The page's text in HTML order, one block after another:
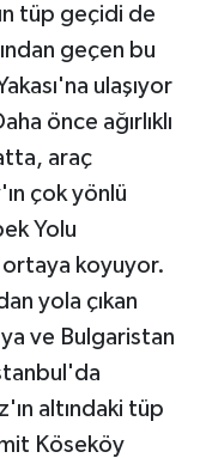
tüp geçidi de
geçen bu
ulaşıyor
önce ağırlıklı
araç
çok yönlü
Yolu
ortaya koyuyor.
yola çıkan
ve Bulgaristan
altındaki tüp
Köseköy